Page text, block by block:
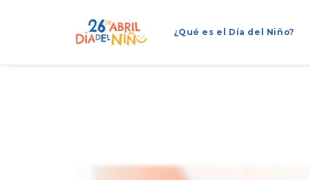
¿Qué es el Día del Niño?